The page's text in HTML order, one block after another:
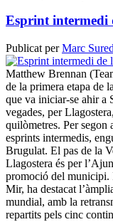
Esprint intermedi
Publicat perMarc
Matthew Brennan
de la primera etapa de
que va iniciar-se ahir a
vegades, per
quilòmetres. Per segon
esprints intermedis,
Brugulat. El pas de la
Llagostera és per
promoció del municipi.
Mir, ha destacat
mundial, amb la
repartits pels cinc